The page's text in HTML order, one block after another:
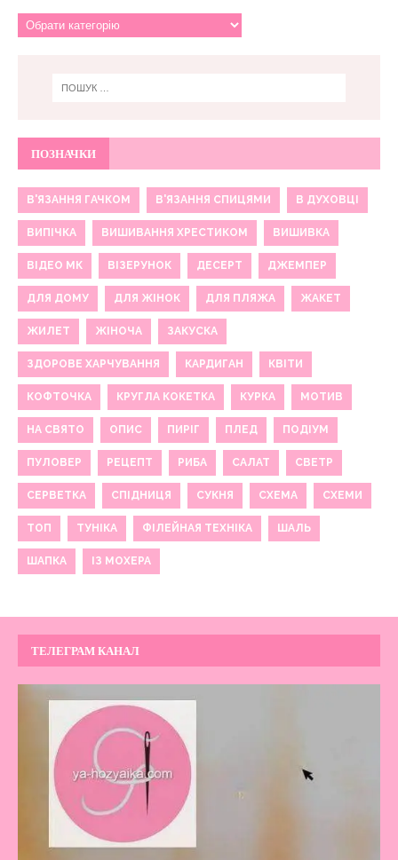
ПОЗНАЧКИ
В'ЯЗАННЯ ГАЧКОМ В'ЯЗАННЯ СПИЦЯМИ В ДУХОВЦІ
ВИПІЧКА ВИШИВАННЯ ХРЕСТИКОМ ВИШИВКА
ВІДЕО МК ВІЗЕРУНОК ДЕСЕРТ ДЖЕМПЕР
ДЛЯ ДОМУ ДЛЯ ЖІНОК ДЛЯ ПЛЯЖА ЖАКЕТ
ЖИЛЕТ ЖІНОЧА ЗАКУСКА
ЗДОРОВЕ ХАРЧУВАННЯ КАРДИГАН КВІТИ
КОФТОЧКА КРУГЛА КОКЕТКА КУРКА МОТИВ
НА СВЯТО ОПИС ПИРІГ ПЛЕД ПОДІУМ
ПУЛОВЕР РЕЦЕПТ РИБА САЛАТ СВЕТР
СЕРВЕТКА СПІДНИЦЯ СУКНЯ СХЕМА СХЕМИ
ТОП ТУНІКА ФІЛЕЙНАЯ ТЕХНІКА ШАЛЬ
ШАПКА ІЗ МОХЕРА
ТЕЛЕГРАМ КАНАЛ